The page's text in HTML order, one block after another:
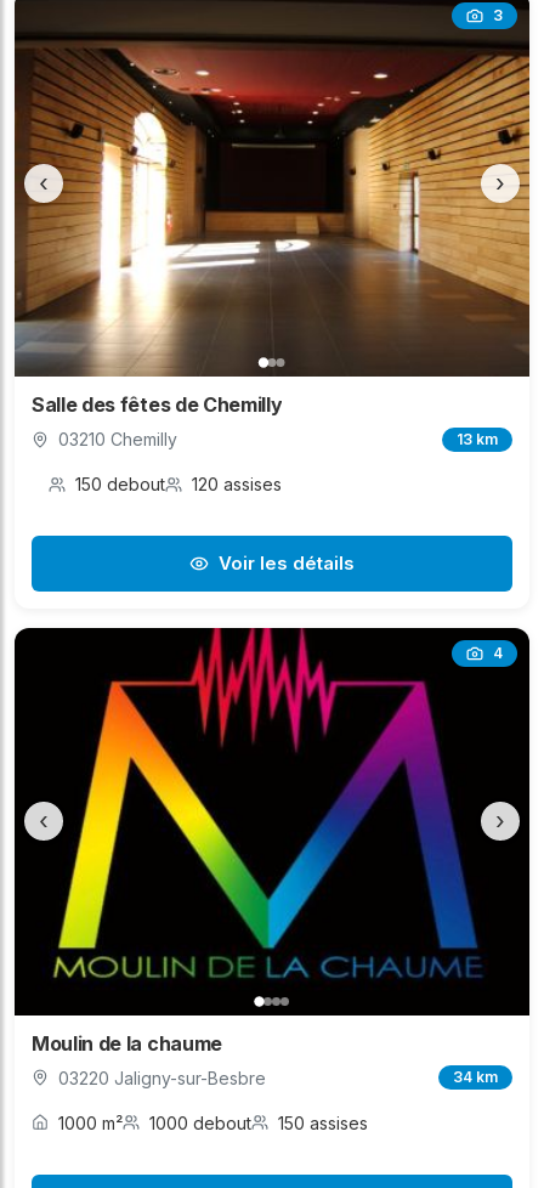
3
‹ ›
Salle des fêtes de Chemilly
03210 Chemilly 13 km
150 debout 120 assises
Voir les détails
4
‹ ›
Moulin de la chaume
03220 Jaligny-sur-Besbre 34 km
1000 m² 1000 debout 150 assises